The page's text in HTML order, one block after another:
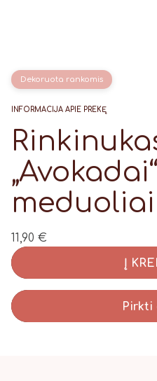
Dekoruota rankomis
INFORMACIJA APIE PREKĘ
11,90 €
Į
Pirkti